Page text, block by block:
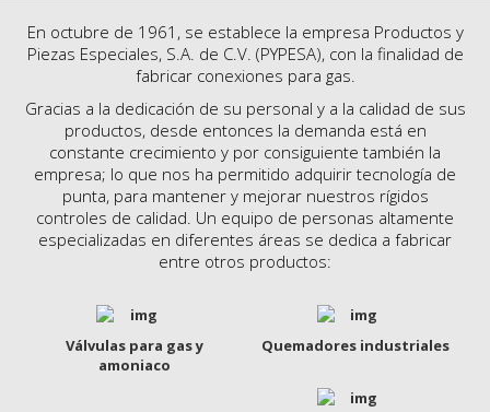
En octubre de 1961, se establece la empresa Productos y
Piezas Especiales, S.A. de C.V. (PYPESA), con la finalidad de
fabricar conexiones para gas.
Gracias a la dedicación de su personal y a la calidad de sus
productos, desde entonces la demanda está en
constante crecimiento y por consiguiente también la
empresa; lo que nos ha permitido adquirir tecnología de
punta, para mantener y mejorar nuestros rígidos
controles de calidad. Un equipo de personas altamente
especializadas en diferentes áreas se dedica a fabricar
entre otros productos:
Válvulas para gas y
amoniaco
Quemadores industriales